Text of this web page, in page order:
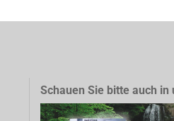
Schauen Sie bitte auch